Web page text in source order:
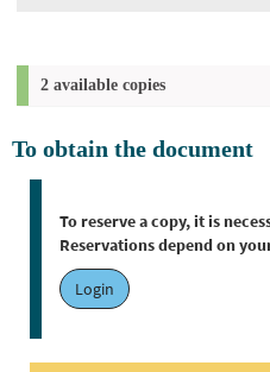
2 available copies
To obtain the document
To reserve a copy, it is
Reservations depend on
Login